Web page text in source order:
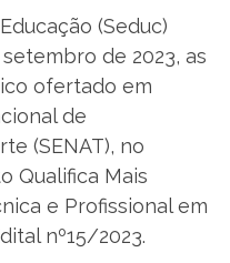
(Seduc)
de 2023, as
ofertado em
de
(SENAT), no
Qualifica Mais
e Profissional em
nº15/2023.